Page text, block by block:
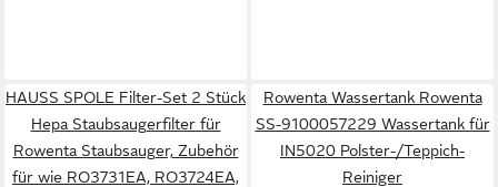
HAUSS SPOLE Filter-Set 2 Stück
Hepa Staubsaugerfilter für
Rowenta Staubsauger, Zubehör
für wie RO3731EA, RO3724EA,
Rowenta Wassertank Rowenta
SS-9100057229 Wassertank für
IN5020 Polster-/Teppich-
Reiniger